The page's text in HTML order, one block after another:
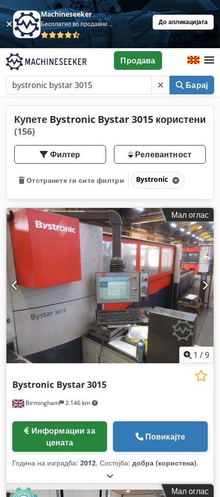
Machineseeker
Бесплатно во продавница До апликацијата
Барај
Продава
Купете Bystronic Bystar 3015 користени
(156)
Филтер Релевантност
Отстранете ги сите филтри Bystronic
Мал оглас
1 /9
Birmingham 2.146 km
Bystronic Bystar3015
цената
Повикајте
Година на изградба: 2012, Состојба: добра (користена),
Мал оглас